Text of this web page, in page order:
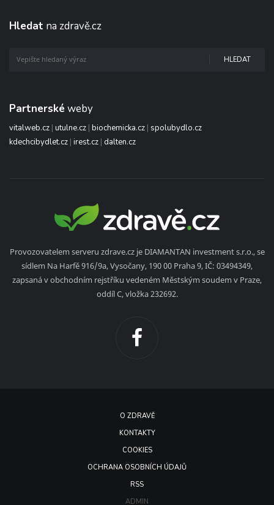
Hledat na zdravě.cz
HLEDAT
Partnerské weby
vitalweb.cz | utulne.cz | biochemicka.cz | spolubydlo.cz
kdechcibydlet.cz | irest.cz | dalten.cz
Provozovatelem serveru zdrave.cz je DIAMANTAN investment s.r.o., se
sídlem Na Harfě 916/9a, Vysočany, 190 00 Praha 9, IČ: 03494349,
zapsaná v obchodním rejstříku vedeném Městským soudem v Praze,
oddíl C, vložka 232692.
O ZDRAVĚ
KONTAKTY
COOKIES
OCHRANA OSOBNÍCH ÚDAJŮ
RSS
ADMIN